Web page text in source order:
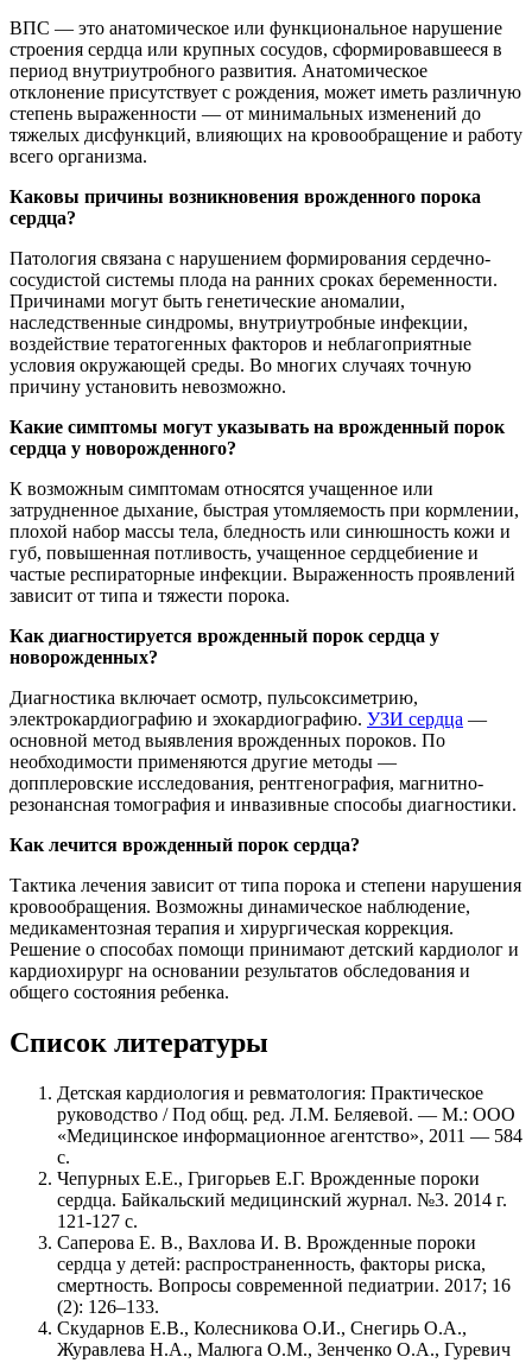
ВПС — это анатомическое или функциональное нарушение
строения сердца или крупных сосудов, сформировавшееся в
период внутриутробного развития. Анатомическое
отклонение присутствует с рождения, может иметь различную
степень выраженности — от минимальных изменений до
тяжелых дисфункций, влияющих на кровообращение и работу
всего организма.
Каковы причины возникновения врожденного порока
сердца?
Патология связана с нарушением формирования сердечно-
сосудистой системы плода на ранних сроках беременности.
Причинами могут быть генетические аномалии,
наследственные синдромы, внутриутробные инфекции,
воздействие тератогенных факторов и неблагоприятные
условия окружающей среды. Во многих случаях точную
причину установить невозможно.
Какие симптомы могут указывать на врожденный порок
сердца у новорожденного?
К возможным симптомам относятся учащенное или
затрудненное дыхание, быстрая утомляемость при кормлении,
плохой набор массы тела, бледность или синюшность кожи и
губ, повышенная потливость, учащенное сердцебиение и
частые респираторные инфекции. Выраженность проявлений
зависит от типа и тяжести порока.
Как диагностируется врожденный порок сердца у
новорожденных?
Диагностика включает осмотр, пульсоксиметрию,
электрокардиографию и эхокардиографию. УЗИ сердца —
основной метод выявления врожденных пороков. По
необходимости применяются другие методы —
допплеровские исследования, рентгенография, магнитно-
резонансная томография и инвазивные способы диагностики.
Как лечится врожденный порок сердца?
Тактика лечения зависит от типа порока и степени нарушения
кровообращения. Возможны динамическое наблюдение,
медикаментозная терапия и хирургическая коррекция.
Решение о способах помощи принимают детский кардиолог и
кардиохирург на основании результатов обследования и
общего состояния ребенка.
Список литературы
Детская кардиология и ревматология: Практическое
руководство / Под общ. ред. Л.М. Беляевой. — М.: ООО
«Медицинское информационное агентство», 2011 — 584
с.
Чепурных Е.Е., Григорьев Е.Г. Врожденные пороки
сердца. Байкальский медицинский журнал. №3. 2014 г.
121-127 с.
Саперова Е. В., Вахлова И. В. Врожденные пороки
сердца у детей: распространенность, факторы риска,
смертность. Вопросы современной педиатрии. 2017; 16
(2): 126–133.
Скударнов Е.В., Колесникова О.И., Снегирь О.А.,
Журавлева Н.А., Малюга О.М., Зенченко О.А., Гуревич